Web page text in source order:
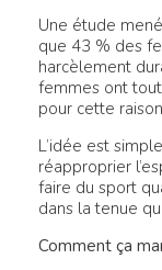
Une étude
que 43 % des
harcèlement
femmes ont
pour cette
L’idée est
réapproprier
faire du sport
dans la tenue
Comment ça